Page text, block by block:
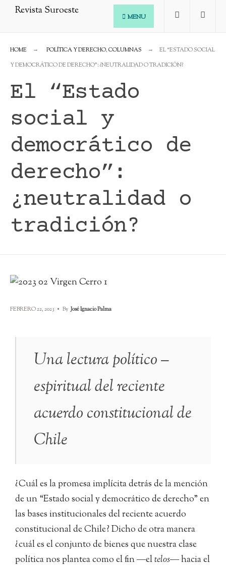
MENU
HOME POLÍTICA Y DERECHO,COLUMNAS
EL “ESTADO SOCIAL
Y DEMOCRÁTICO DE DERECHO”: ¿NEUTRALIDAD O TRADICIÓN?
El “Estado
social y
democrático de
derecho”:
¿neutralidad o
tradición?
FEBRERO 22, 2023 • By José Ignacio Palma
Una lectura político –
espiritual del reciente
acuerdo constitucional de
Chile
¿Cuál es la promesa implícita detrás de la mención
de un “Estado social y democrático de derecho” en
las bases institucionales del reciente acuerdo
constitucional de Chile? Dicho de otra manera
¿cuál es el conjunto de bienes que nuestra clase
política nos plantea como el fin ―eltelos― hacia el